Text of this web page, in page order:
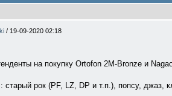
/ 19-09-2020 02:18
на покупку Ortofon 2M-Bronze и
рок (PF, LZ, DP и т.п.), попсу, джаз,